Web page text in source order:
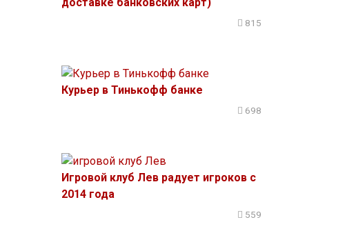
815
Курьер в Тинькофф банке
698
Игровой клуб Лев радует игроков с
2014 года
559